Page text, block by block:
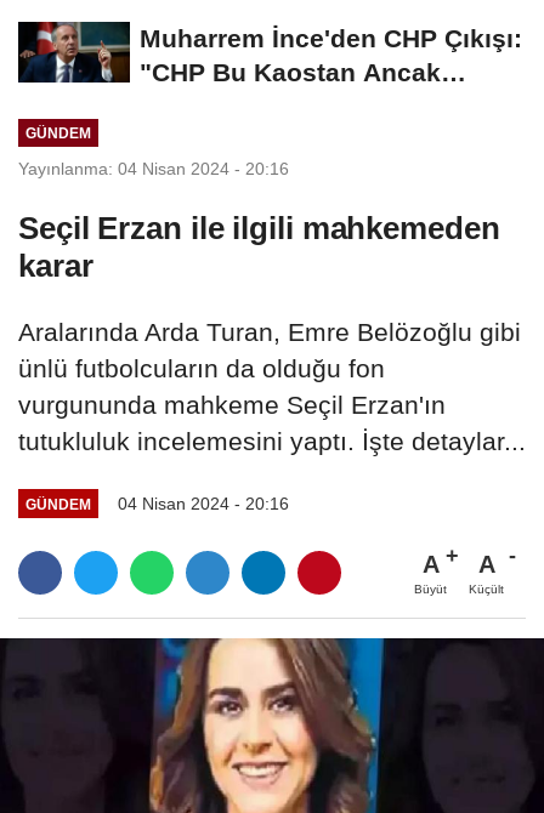
Muharrem İnce'den CHP Çıkışı:
"CHP Bu Kaostan Ancak
GÜNDEM
Yayınlanma: 04 Nisan 2024 - 20:16
Seçil Erzan ile ilgili mahkemeden
karar
Aralarında Arda Turan, Emre Belözoğlu gibi
ünlü futbolcuların da olduğu fon
vurgununda mahkeme Seçil Erzan'ın
tutukluluk incelemesini yaptı. İşte detaylar...
GÜNDEM 04 Nisan 2024 - 20:16
A
Büyüt
A
Küçült